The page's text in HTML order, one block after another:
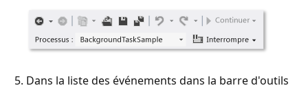
Dans la liste des événements dans la barre d'outils